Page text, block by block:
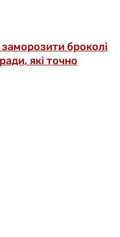
броколі
які точно